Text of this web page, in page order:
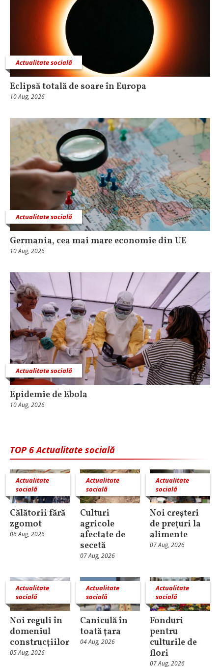
Actualitate socială
Eclipsă totală de soare în Europa
10 Aug, 2026
Actualitate socială
Germania, cea mai mare economie din UE
10 Aug, 2026
Actualitate socială
Epidemie de Ebola
10 Aug, 2026
TOP 6 Actualitate socială
Actualitate
socială
Călătorii fără
zgomot
06 Aug, 2026
Actualitate
socială
Culturi
agricole
afectate de
secetă
07 Aug, 2026
Actualitate
socială
Noi creşteri
de preţuri la
alimente
07 Aug, 2026
Actualitate
socială
Noi reguli în
domeniul
construcţiilor
05 Aug, 2026
Actualitate
socială
Caniculă în
toată ţara
04 Aug, 2026
Actualitate
socială
Fonduri
pentru
culturile de
flori
07 Aug, 2026